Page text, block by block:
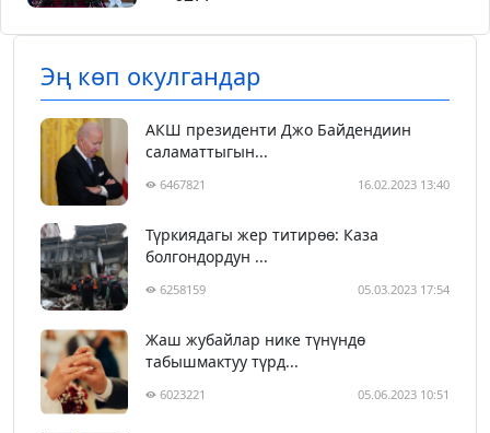
Эң көп окулгандар
АКШ президенти Джо Байдендиин
саламаттыгын...
6467821 16.02.2023 13:40
Түркиядагы жер титирөө: Каза
болгондордун ...
6258159 05.03.2023 17:54
Жаш жубайлар нике түнүндө
табышмактуу түрд...
6023221 05.06.2023 10:51